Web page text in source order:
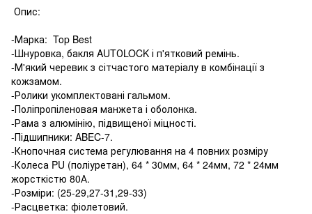
Опис:
-Марка: Top Best
-Шнуровка, бакля AUTОLOCK і п'ятковий ремінь.
-М'який черевик з сітчастого матеріалу в комбінації з
кожзамом.
-Ролики укомплектовані гальмом.
-Поліпропіленовая манжета і оболонка.
-Рама з алюмінію, підвищеної міцності.
-Підшипники: ABEC-7.
-Кнопочная система регулювання на 4 повних розміру
-Колеса PU (поліуретан), 64 * 30мм, 64 * 24мм, 72 * 24мм
жорсткістю 80А.
-Розміри: (25-29,27-31,29-33)
-Расцветка: фіолетовий.